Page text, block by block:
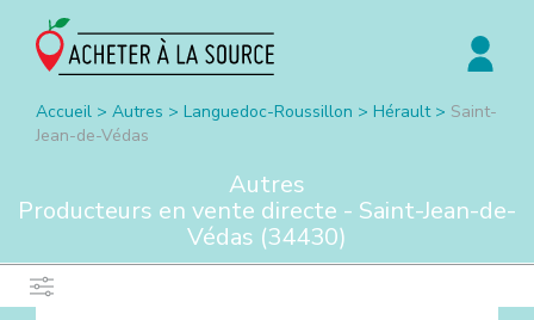
Accueil > Autres > Languedoc-Roussillon > Hérault> Saint-
Jean-de-Védas
Autres
Producteurs en vente directe - Saint-Jean-de-
Védas (34430)